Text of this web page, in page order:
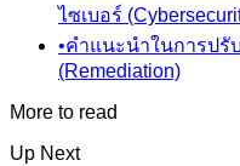
ไซเบอร์
•คำแนะนำในการปรั
(Remediation)
More to read
Up Next